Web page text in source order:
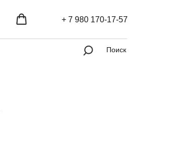
Поиск
+ 7 980 170-17-57